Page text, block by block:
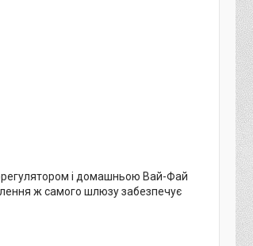
і домашньою Вай-Фай
ж самого шлюзу забезпечує